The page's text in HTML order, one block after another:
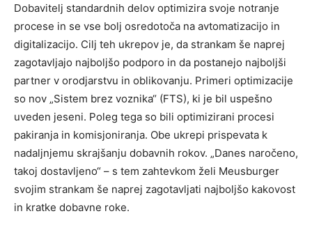
Dobavitelj standardnih delov optimizira svoje notranje
procese in se vse bolj osredotoča na avtomatizacijo in
digitalizacijo. Cilj teh ukrepov je, da strankam še naprej
zagotavljajo najboljšo podporo in da postanejo najboljši
partner v orodjarstvu in oblikovanju. Primeri optimizacije
so nov „Sistem brez voznika“ (FTS), ki je bil uspešno
uveden jeseni. Poleg tega so bili optimizirani procesi
pakiranja in komisjoniranja. Obe ukrepi prispevata k
nadaljnjemu skrajšanju dobavnih rokov. „Danes naročeno,
takoj dostavljeno“ – s tem zahtevkom želi Meusburger
svojim strankam še naprej zagotavljati najboljšo kakovost
in kratke dobavne roke.